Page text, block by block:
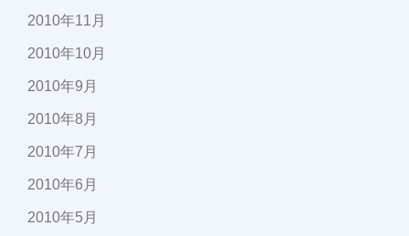
2010年11月
2010年10月
2010年9月
2010年8月
2010年7月
2010年6月
2010年5月